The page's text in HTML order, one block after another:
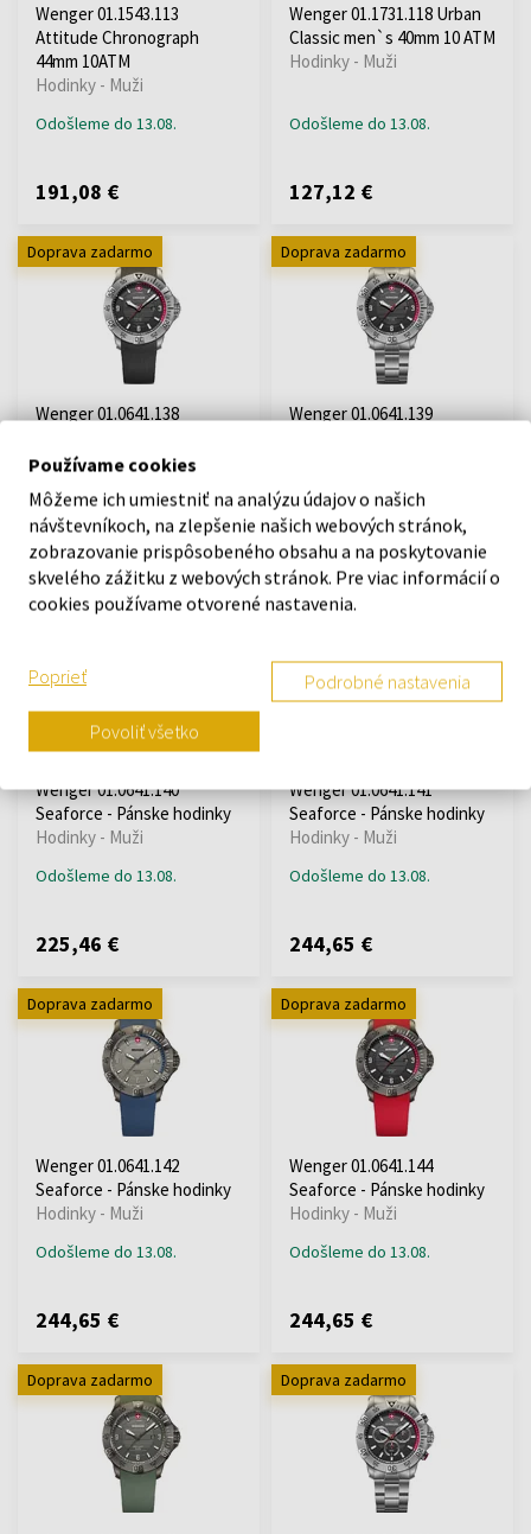
Wenger 01.1543.113
Attitude Chronograph
44mm 10ATM
Hodinky - Muži
Odošleme do 13.08.
191,08 €
Wenger 01.1731.118 Urban
Classic men`s 40mm 10 ATM
Hodinky - Muži
Odošleme do 13.08.
127,12 €
Doprava zadarmo
Wenger 01.0641.138
Hodinky - Muži
Odošleme do 13.08.
225,46 €
Doprava zadarmo
Wenger 01.0641.139
Odošleme do 13.08.
244,65 €
Wenger 01.0641.140
Seaforce - Pánske hodinky
Hodinky - Muži
Odošleme do 13.08.
225,46 €
Wenger 01.0641.141
Seaforce - Pánske hodinky
Hodinky - Muži
Odošleme do 13.08.
244,65 €
Doprava zadarmo
Wenger 01.0641.142
Seaforce - Pánske hodinky
Hodinky - Muži
Odošleme do 13.08.
244,65 €
Doprava zadarmo
Wenger 01.0641.144
Seaforce - Pánske hodinky
Hodinky - Muži
Odošleme do 13.08.
244,65 €
Doprava zadarmo Doprava zadarmo
Používame cookies
Môžeme ich umiestniť na analýzu údajov o našich
návštevníkoch, na zlepšenie našich webových stránok,
zobrazovanie prispôsobeného obsahu a na poskytovanie
skvelého zážitku z webových stránok. Pre viac informácií o
cookies používame otvorené nastavenia.
Poprieť Podrobné nastavenia
Povoliť všetko